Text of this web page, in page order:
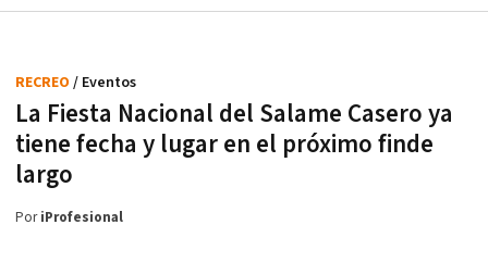
La Fiesta Nacional del Salame Casero ya
tiene fecha y lugar en el próximo finde
largo
RECREO / Eventos
PoriProfesional